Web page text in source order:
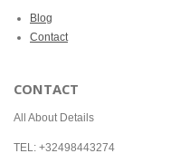
Blog
Contact
CONTACT
All About Details
TEL: +32498443274